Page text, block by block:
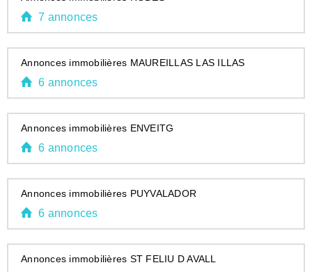
7 annonces
Annonces immobilières MAUREILLAS LAS ILLAS
6 annonces
Annonces immobilières ENVEITG
6 annonces
Annonces immobilières PUYVALADOR
6 annonces
Annonces immobilières ST FELIU D AVALL